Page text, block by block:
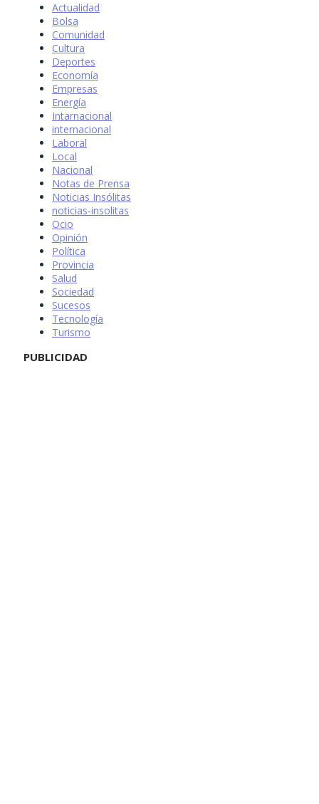
Actualidad
Bolsa
Comunidad
Cultura
Deportes
Economía
Empresas
Energía
Intarnacional
internacional
Laboral
Local
Nacional
Notas de Prensa
Noticias Insólitas
noticias-insolitas
Ocio
Opinión
Política
Provincia
Salud
Sociedad
Sucesos
Tecnología
Turismo
PUBLICIDAD